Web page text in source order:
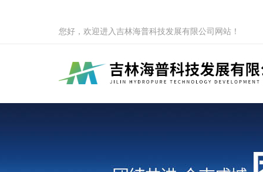
您好，欢迎进入吉林海普科技发展有限公司网站！